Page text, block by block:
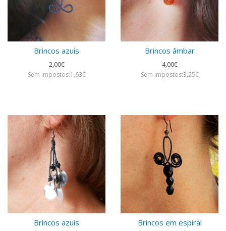
Brincos azuis
2,00€
Sem impostos:1,63€
Brincos âmbar
4,00€
Sem impostos:3,25€
Brincos azuis Brincos em espiral